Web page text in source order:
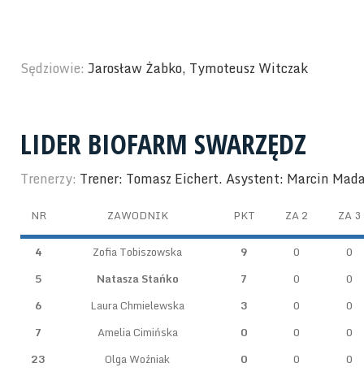
Sędziowie: Jarosław Żabko, Tymoteusz Witczak
LIDER BIOFARM SWARZĘDZ
Trenerzy: Trener: Tomasz Eichert. Asystent: Marcin
NR ZAWODNIK PKT ZA 2 ZA 3
4 Zofia Tobiszowska 9 0
0
5
Natasza Stańko 7 0
0
6
Laura Chmielewska 3 0
0
7
Amelia Cimińska 0 0
0
23
Olga Woźniak 0 0
0